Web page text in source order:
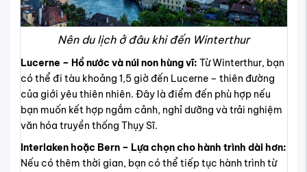
Nên du lịch ở đâu khi đến Winterthur
Lucerne – Hồ nước và núi non hùng vĩ: Từ Winterthur, bạn
có thể đi tàu khoảng 1,5 giờ đến Lucerne – thiên đường
của giới yêu thiên nhiên. Đây là điểm đến phù hợp nếu
bạn muốn kết hợp ngắm cảnh, nghỉ dưỡng và trải nghiệm
văn hóa truyền thống Thụy Sĩ.
Interlaken hoặc Bern – Lựa chọn cho hành trình dài hơn:
Nếu có thêm thời gian, bạn có thể tiếp tục hành trình từ